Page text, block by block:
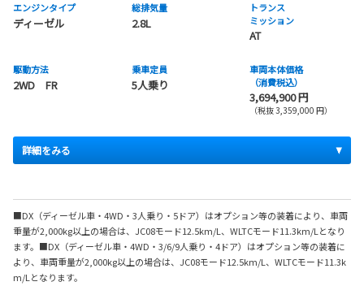
エンジンタイプ
ディーゼル
総排気量
2.8L
トランス
ミッション
AT
駆動方法
2WD FR
乗車定員
5人乗り
車両本体価格
（消費税込）
3,694,900 円
（税抜 3,359,000 円）
詳細をみる
■DX（ディーゼル車・4WD・3人乗り・5ドア）はオプション等の装着により、車両
重量が2,000kg以上の場合は、JC08モード12.5km/L、WLTCモード11.3km/Lとなり
ます。■DX（ディーゼル車・4WD・3/6/9人乗り・4ドア）はオプション等の装着に
より、車両重量が2,000kg以上の場合は、JC08モード12.5km/L、WLTCモード11.3k
m/Lとなります。